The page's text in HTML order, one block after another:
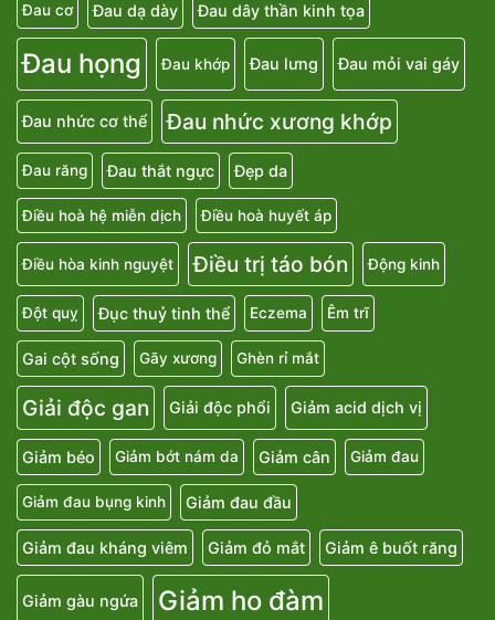
Đau cơ Đau dạ dày Đau dây thần kinh tọa
Đau họng Đau khớp Đau lưng Đau mỏi vai gáy
Đau nhức cơ thể Đau nhức xương khớp
Đau răng Đau thắt ngực Đẹp da
Điều hoà hệ miễn dịch Điều hoà huyết áp
Điều hòa kinh nguyệt Điều trị táo bón Động kinh
Đột quỵ Đục thuỷ tinh thể Eczema Êm trĩ
Gai cột sống Gãy xương Ghèn rỉ mắt
Giải độc gan Giải độc phổi Giảm acid dịch vị
Giảm béo Giảm bớt nám da Giảm cân Giảm đau
Giảm đau bụng kinh Giảm đau đầu
Giảm đau kháng viêm Giảm đỏ mắt Giảm ê buốt răng
Giảm gàu ngứa Giảm ho đàm